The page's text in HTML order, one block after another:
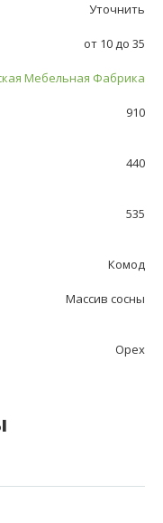
Уточнить
от 10 до 35
Мебельная Фабрика
910
440
535
Комод
Массив сосны
Орех